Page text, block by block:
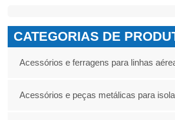
CATEGORIAS DE
Acessórios e ferragens para linhas
Acessórios e peças metálicas para